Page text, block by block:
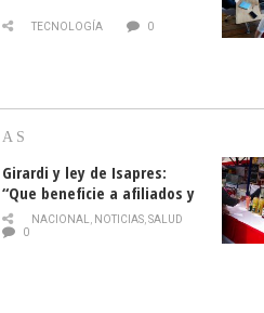
TECNOLOGÍA 0
Girardi y ley de Isapres:
“Que beneficie a afiliados y
no legalice el abuso”
NACIONAL, NOTICIAS,SALUD
0